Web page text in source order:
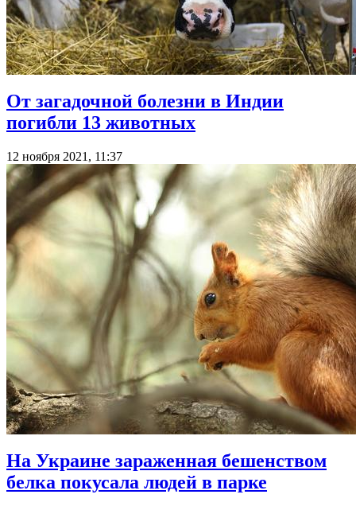
От загадочной болезни в Индии
погибли 13 животных
12 ноября 2021, 11:37
На Украине зараженная бешенством
белка покусала людей в парке